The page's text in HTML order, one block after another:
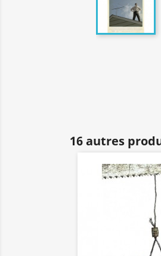
16 autres